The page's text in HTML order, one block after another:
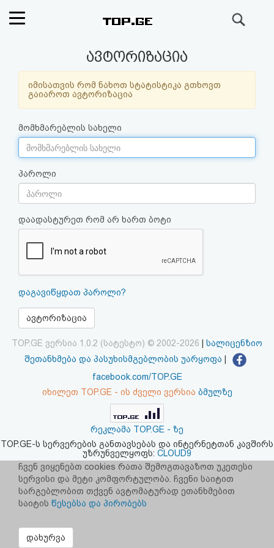
ფოსტა
კითხვა-
პასუხი
ავტორიზაცია
რეგისტრაცია
პაროლის
HTML
კოდი
შეთანხმება
პასუხისმგებლობის
უარყოფა
ავტორიზაცია
იმისათვის რომ ნახოთ სტატისტიკა გთხოვთ
გაიაროთ ავტორიზაცია
მომხმარებლის სახელი
პაროლი
დაადასტურეთ რომ არ ხართ ბოტი
დაგავიწყდათ პაროლი?
ავტორიზაცია
TOP.GE ვერსია 1.0.2 (სატესტო) © 2002-2026
სალიცენზიო
შეთანხმება და პასუხისმგებლობის უარყოფა
facebook.com/TOP.GE
იხილეთ TOP.GE - ის ძველი ვერსია ბმულზე
რეკლამა TOP.GE - ზე
TOP.GE-ს სერვერების განთავსებას და ინტერნეტთან კავშირს
უზრუნველყოფს: CLOUD9
ჩვენ ვიყენებთ cookies რათა შემოგთავაზოთ უკეთესი
სერვისი და მეტი კომფორტულობა. ჩვენი საიტით
სარგებლობით თქვენ ავტომატურად ეთანხმებით
საიტის წესებსა და პირობებს
დახურვა